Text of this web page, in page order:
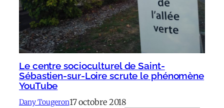
Le centre socioculturel de Saint-
Sébastien-sur-Loire scrute le phénomène
YouTube
Dany Tougeron17 octobre 2018